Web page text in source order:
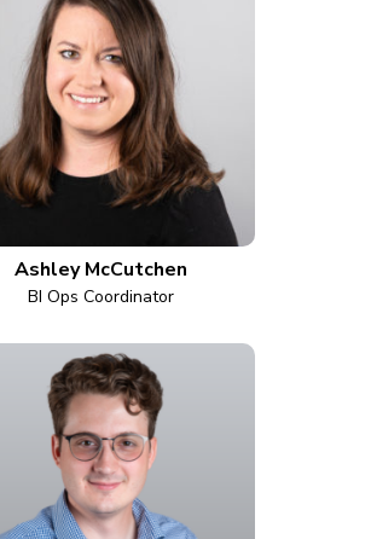
Ashley McCutchen
BI Ops Coordinator